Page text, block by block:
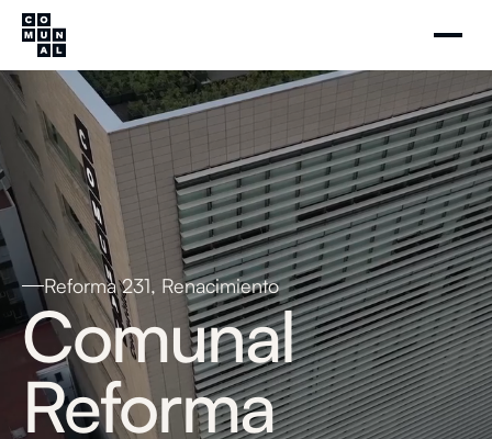
Reforma 231, Renacimiento
Comunal
Reforma